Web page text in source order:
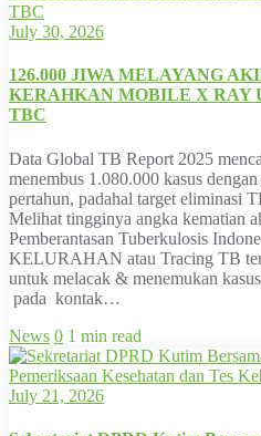
July 30, 2026
126.000 JIWA MELAYANG
KERAHKAN MOBILE X RAY
TBC
Data Global TB Report 2025
menembus 1.080.000 kasus
pertahun, padahal target eliminasi
Melihat tingginya angka kematian
Pemberantasan Tuberkulosis
KELURAHAN atau Tracing TB
untuk melacak & menemukan
pada kontak…
News 0 1 min read
July 21, 2026